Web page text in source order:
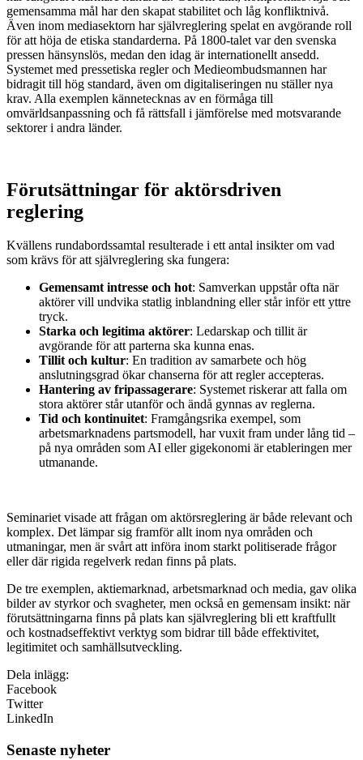
gemensamma mål har den skapat stabilitet och låg konfliktnivå.
Även inom mediasektorn har självreglering spelat en avgörande roll
för att höja de etiska standarderna. På 1800-talet var den svenska
pressen hänsynslös, medan den idag är internationellt ansedd.
Systemet med pressetiska regler och Medieombudsmannen har
bidragit till hög standard, även om digitaliseringen nu ställer nya
krav. Alla exemplen kännetecknas av en förmåga till
omvärldsanpassning och få rättsfall i jämförelse med motsvarande
sektorer i andra länder.
Förutsättningar för aktörsdriven
reglering
Kvällens rundabordssamtal resulterade i ett antal insikter om vad
som krävs för att självreglering ska fungera:
Gemensamt intresse och hot: Samverkan uppstår ofta när
aktörer vill undvika statlig inblandning eller står inför ett yttre
tryck.
Starka och legitima aktörer: Ledarskap och tillit är
avgörande för att parterna ska kunna enas.
Tillit och kultur: En tradition av samarbete och hög
anslutningsgrad ökar chanserna för att regler accepteras.
Hantering av fripassagerare: Systemet riskerar att falla om
stora aktörer står utanför och ändå gynnas av reglerna.
Tid och kontinuitet: Framgångsrika exempel, som
arbetsmarknadens partsmodell, har vuxit fram under lång tid –
på nya områden som AI eller gigekonomi är etableringen mer
utmanande.
Seminariet visade att frågan om aktörsreglering är både relevant och
komplex. Det lämpar sig framför allt inom nya områden och
utmaningar, men är svårt att införa inom starkt politiserade frågor
eller där rigida regelverk redan finns på plats.
De tre exemplen, aktiemarknad, arbetsmarknad och media, gav olika
bilder av styrkor och svagheter, men också en gemensam insikt: när
förutsättningarna finns på plats kan självreglering bli ett kraftfullt
och kostnadseffektivt verktyg som bidrar till både effektivitet,
legitimitet och samhällsutveckling.
Dela inlägg:
Facebook
Twitter
LinkedIn
Senaste nyheter